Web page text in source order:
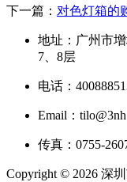
下一篇： 对色灯箱的
地址：广州市
7、8层
电话：
Email：
传真：0755-
Copyright © 2026 深